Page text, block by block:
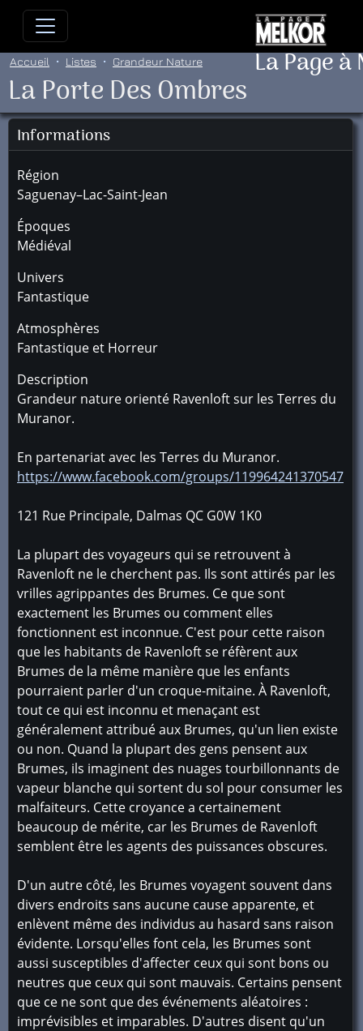
Allez directement au contenu
La Page
Accueil Listes Grandeur Nature
La Porte Des Ombres
Informations
Région
Saguenay–Lac-Saint-Jean
Époques
Médiéval
Univers
Fantastique
Atmosphères
Fantastique et Horreur
Description
Grandeur nature orienté Ravenloft sur les Terres du
Muranor.
En partenariat avec les Terres du Muranor.
https://www.facebook.com/groups/119964241370547
121 Rue Principale, Dalmas QC G0W 1K0
La plupart des voyageurs qui se retrouvent à
Ravenloft ne le cherchent pas. Ils sont attirés par les
vrilles agrippantes des Brumes. Ce que sont
exactement les Brumes ou comment elles
fonctionnent est inconnue. C'est pour cette raison
que les habitants de Ravenloft se réfèrent aux
Brumes de la même manière que les enfants
pourraient parler d'un croque-mitaine. À Ravenloft,
tout ce qui est inconnu et menaçant est
généralement attribué aux Brumes, qu'un lien existe
ou non. Quand la plupart des gens pensent aux
Brumes, ils imaginent des nuages ​​tourbillonnants de
vapeur blanche qui sortent du sol pour consumer les
malfaiteurs. Cette croyance a certainement
beaucoup de mérite, car les Brumes de Ravenloft
semblent être les agents des puissances obscures.
D'un autre côté, les Brumes voyagent souvent dans
divers endroits sans aucune cause apparente, et
enlèvent même des individus au hasard sans raison
évidente. Lorsqu'elles font cela, les Brumes sont
aussi susceptibles d'affecter ceux qui sont bons ou
neutres que ceux qui sont mauvais. Certains pensent
que ce ne sont que des événements aléatoires :
imprévisibles et imparables. D'autres disent qu'un